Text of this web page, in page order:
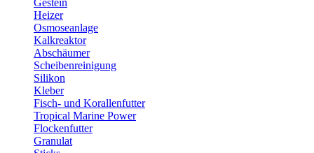
Gestein
Heizer
Osmoseanlage
Kalkreaktor
Abschäumer
Scheibenreinigung
Silikon
Kleber
Fisch- und Korallenfutter
Tropical Marine Power
Flockenfutter
Granulat